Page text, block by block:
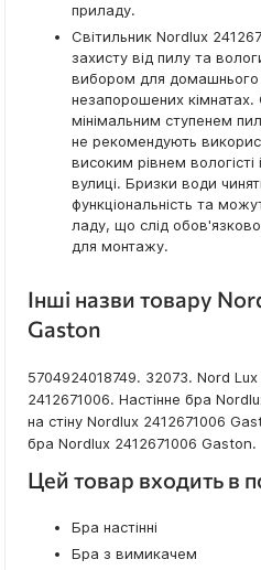
приладу.
Світильник Nordlux
захисту від пилу та
вибором для домашнього
незапорошених кімнатах.
мінімальним ступенем
не рекомендують
високим рівнем
вулиці. Бризки води
функціональність та
ладу, що слід
для монтажу.
Інші назви товару
Gaston
5704924018749. 32073. Nord
2412671006. Настінне бра
на стіну Nordlux 2412671006
бра Nordlux 2412671006 Gaston.
Цей товар входить в
Бра настінні
Бра з вимикачем